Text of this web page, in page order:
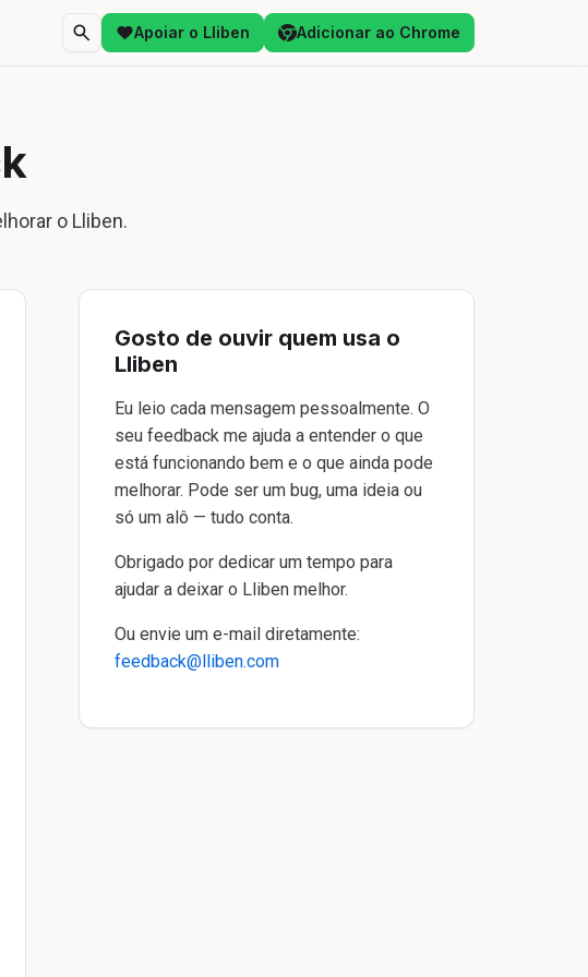
Apoiar o Lliben Adicionar ao Chrome
o Lliben.
Gosto de ouvir quem usa o
Lliben
Eu leio cada mensagem pessoalmente. O
seu feedback me ajuda a entender o que
está funcionando bem e o que ainda pode
melhorar. Pode ser um bug, uma ideia ou
só um alô — tudo conta.
Obrigado por dedicar um tempo para
ajudar a deixar o Lliben melhor.
Ou envie um e-mail diretamente:
feedback@lliben.com